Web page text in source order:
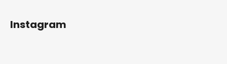
Instagram